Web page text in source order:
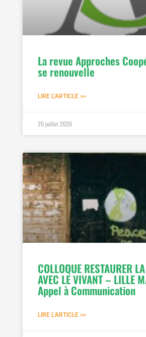
La revue Approches
se renouvelle
LIRE L'ARTICLE >>
20 juillet 2026
COLLOQUE RESTAURER
AVEC LE VIVANT – LILLE
Appel à Communication
LIRE L'ARTICLE >>